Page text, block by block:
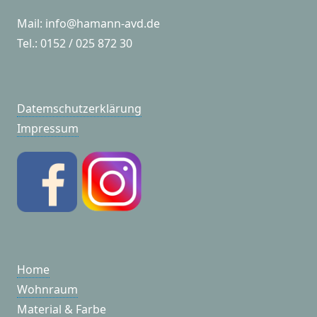
Mail: info@hamann-avd.de
Tel.: 0152 / 025 872 30
Datemschutzerklärung
Impressum
Home
Wohnraum
Material & Farbe